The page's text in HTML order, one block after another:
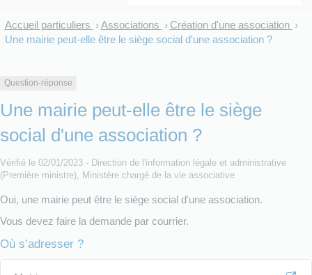
Accueil particuliers > Associations > Création d'une association >
Une mairie peut-elle être le siège social d'une association ?
Question-réponse
Une mairie peut-elle être le siège
social d'une association ?
Vérifié le 02/01/2023 - Direction de l'information légale et administrative
(Première ministre), Ministère chargé de la vie associative
Oui, une mairie peut être le siège social d'une association.
Vous devez faire la demande par courrier.
Où s’adresser ?